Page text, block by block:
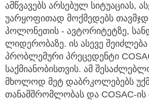
ამწვავებს არსებულ სიტუაციას,
უარყოფითად მოქმედებს
პოლონეთის - ავტორიტეტზე,
ლიდერობაზე. ის ასევე
პრობლემური პრეცედენტი
საქმიანობისთვის. ამ
მხოლოდ მეტ დაბრკოლებებს
თანამშრომლობას და COSAC-ის